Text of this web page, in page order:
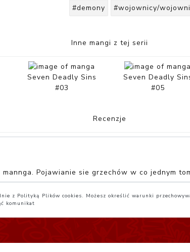
#demony #wojownicy/
Inne mangi z tej serii
Seven Deadly Sins
#03
Seven Deadly
#05
Recenzje
Pojawianie sie grzechów w co jednym
z Polityką Plików cookies. Możesz określić warunki
komunikat